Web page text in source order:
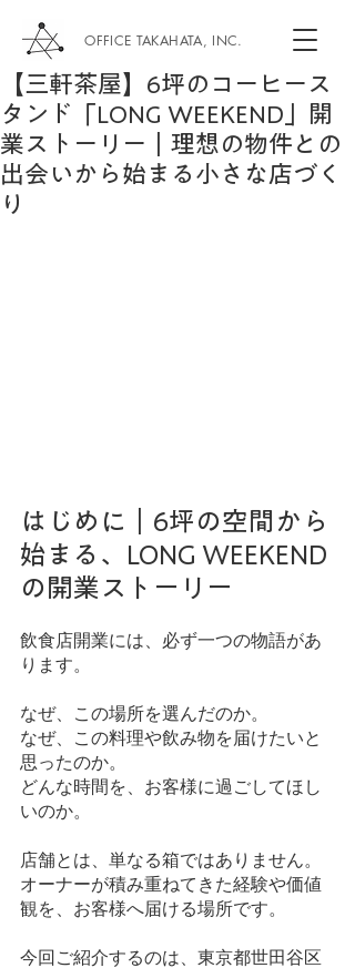
OFFICE TAKAHATA, INC.
【三軒茶屋】6坪のコーヒース
タンド「LONG WEEKEND」開
業ストーリー｜理想の物件との
出会いから始まる小さな店づく
り
はじめに｜6坪の空間から
始まる、LONG WEEKEND
の開業ストーリー
飲食店開業には、必ず一つの物語があ
ります。
なぜ、この場所を選んだのか。
なぜ、この料理や飲み物を届けたいと
思ったのか。
どんな時間を、お客様に過ごしてほし
いのか。
店舗とは、単なる箱ではありません。
オーナーが積み重ねてきた経験や価値
観を、お客様へ届ける場所です。
今回ご紹介するのは、東京都世田谷区